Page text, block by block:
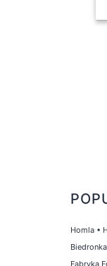
Homla •
Fabryka